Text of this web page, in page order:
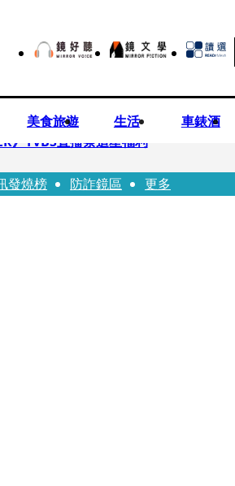
美食旅遊 生活 車錶酒
》TVBS直播祭追星福利
天就喊撤出！
發燒榜 防詐鏡區 更多